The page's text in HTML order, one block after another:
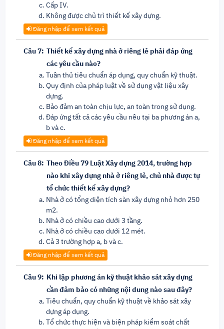
Cấp IV.
Không được chủ trì thiết kế xây dựng.
Đăng nhập để xem kết quả
Câu 7: Thiết kế xây dựng nhà ở riêng lẻ phải đáp ứng
các yêu cầu nào?
Tuân thủ tiêu chuẩn áp dụng, quy chuẩn kỹ thuật.
Quy định của pháp luật về sử dụng vật liệu xây
dựng.
Bảo đảm an toàn chịu lực, an toàn trong sử dụng.
Đáp ứng tất cả các yêu cầu nêu tại ba phương án a,
b và c.
Đăng nhập để xem kết quả
Câu 8: Theo Điều 79 Luật Xây dựng 2014, trường hợp
nào khi xây dựng nhà ở riêng lẻ, chủ nhà được tự
tổ chức thiết kế xây dựng?
Nhà ở có tổng diện tích sàn xây dựng nhỏ hơn 250
m2.
Nhà ở có chiều cao dưới 3 tầng.
Nhà ở có chiều cao dưới 12 mét.
Cả 3 trường hợp a, b và c.
Đăng nhập để xem kết quả
Câu 9: Khi lập phương án kỹ thuật khảo sát xây dựng
cần đảm bảo có những nội dung nào sau đây?
Tiêu chuẩn, quy chuẩn kỹ thuật về khảo sát xây
dựng áp dụng.
Tổ chức thực hiện và biện pháp kiểm soát chất